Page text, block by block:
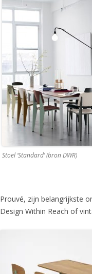
LUDWIG MIES
LASZLO
BORGE
ANDERS PEHRSON
CHARLOTTE
CHARLES
JEAN PROUVÉ
WIM RIETVELD
MART STAM
Stoel ‘Standard’ (bron DWR)
Prouvé, zijn belangrijkste
Design Within Reach of